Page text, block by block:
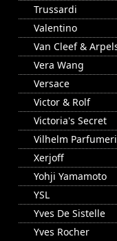
Trussardi
Valentino
Van Cleef &
Vera Wang
Versace
Victor & Rolf
Victoria's Secret
Vilhelm
Xerjoff
Yohji Yamamoto
YSL
Yves De Sistelle
Yves Rocher